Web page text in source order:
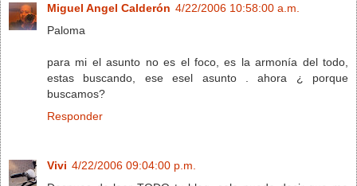
Miguel Angel Calderón 4/22/2006 10:58:00 a.m.
Paloma
para mi el asunto no es el foco, es la armonía del todo,
estas buscando, ese esel asunto . ahora ¿ porque
buscamos?
Responder
Vivi 4/22/2006 09:04:00 p.m.